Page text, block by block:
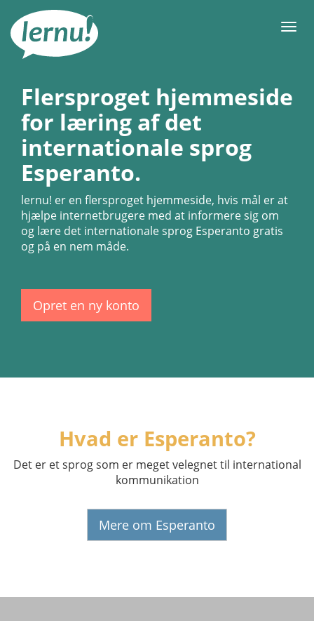
indholdet
Flersproget hjemmeside
for læring af det
internationale sprog
Esperanto.
lernu! er en flersproget hjemmeside, hvis mål er at
hjælpe internetbrugere med at informere sig om
og lære det internationale sprog Esperanto gratis
og på en nem måde.
Opret en ny konto
Hvad er Esperanto?
Det er et sprog som er meget velegnet til international
kommunikation
Mere om Esperanto